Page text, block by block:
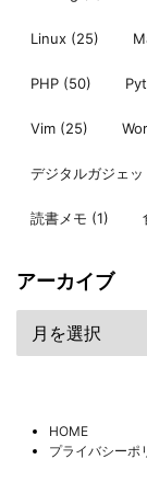
Linux (25)
PHP (50)
Vim (25)
デジタルガジェッ
読書メモ (1)
アーカイブ
HOME
プライバシーポ